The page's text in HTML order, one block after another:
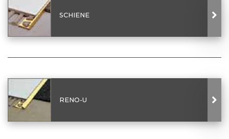
SCHIENE
RENO-U